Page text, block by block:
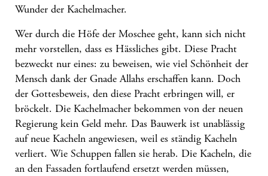
Wunder der Kachelmacher.
Wer durch die Höfe der Moschee geht, kann sich nicht
mehr vorstellen, dass es Hässliches gibt. Diese Pracht
bezweckt nur eines: zu beweisen, wie viel Schönheit der
Mensch dank der Gnade Allahs erschaffen kann. Doch
der Gottesbeweis, den diese Pracht erbringen will, er
bröckelt. Die Kachelmacher bekommen von der neuen
Regierung kein Geld mehr. Das Bauwerk ist unablässig
auf neue Kacheln angewiesen, weil es ständig Kacheln
verliert. Wie Schuppen fallen sie herab. Die Kacheln, die
an den Fassaden fortlaufend ersetzt werden müssen,